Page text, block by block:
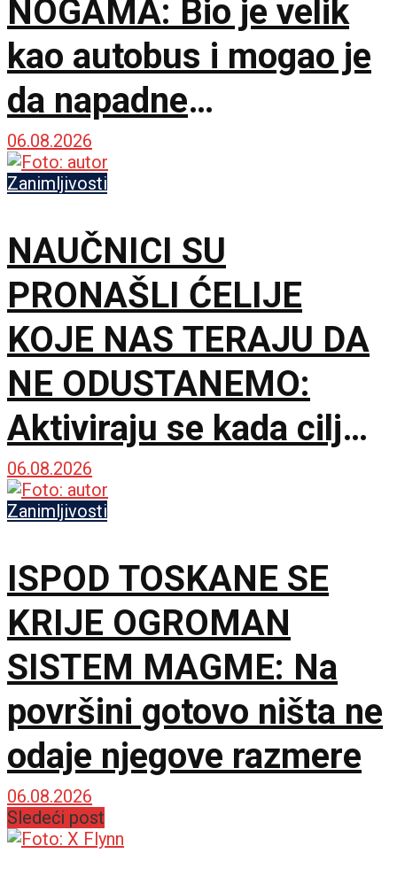
NOGAMA: Bio je velik
kao autobus i mogao je
da napadne
dinosauruse
06.08.2026
Zanimljivosti
NAUČNICI SU
PRONAŠLI ĆELIJE
KOJE NAS TERAJU DA
NE ODUSTANEMO:
Aktiviraju se kada cilj
postane teži
06.08.2026
Zanimljivosti
ISPOD TOSKANE SE
KRIJE OGROMAN
SISTEM MAGME: Na
površini gotovo ništa ne
odaje njegove razmere
06.08.2026
Sledeći post